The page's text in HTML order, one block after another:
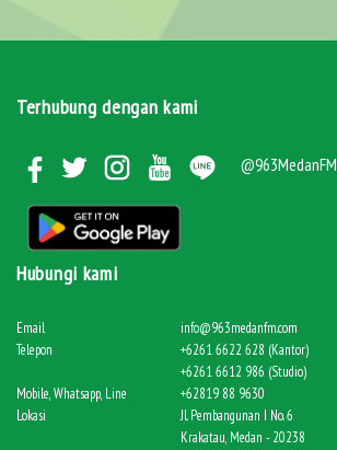
Terhubung dengan kami
@963MedanFM
Hubungi kami
Email
info@963medanfm.com
Telepon
+6261 6622 628 (Kantor)
+6261 6612 986 (Studio)
Mobile, Whatsapp, Line
+62819 88 9630
Lokasi
Jl. Pembangunan I No. 6
Krakatau, Medan - 20238